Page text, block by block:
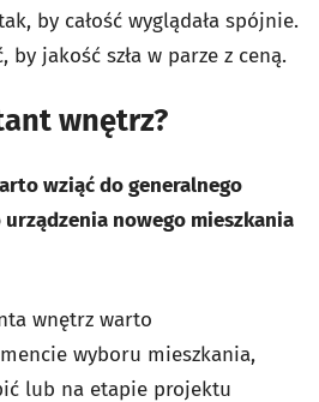
by całość wyglądała spójnie.
jakość szła w parze z ceną.
wnętrz?
wziąć do generalnego
nowego mieszkania
wnętrz warto
wyboru mieszkania,
lub na etapie projektu